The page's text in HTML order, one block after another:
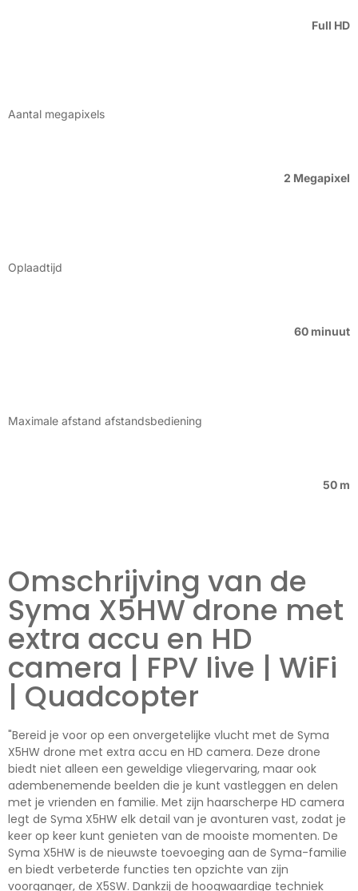
Full HD
Aantal megapixels
2 Megapixel
Oplaadtijd
60 minuut
Maximale afstand afstandsbediening
50 m
Omschrijving van de
Syma X5HW drone met
extra accu en HD
camera | FPV live | WiFi
| Quadcopter
"Bereid je voor op een onvergetelijke vlucht met de Syma
X5HW drone met extra accu en HD camera. Deze drone
biedt niet alleen een geweldige vliegervaring, maar ook
adembenemende beelden die je kunt vastleggen en delen
met je vrienden en familie. Met zijn haarscherpe HD camera
legt de Syma X5HW elk detail van je avonturen vast, zodat je
keer op keer kunt genieten van de mooiste momenten. De
Syma X5HW is de nieuwste toevoeging aan de Syma-familie
en biedt verbeterde functies ten opzichte van zijn
voorganger, de X5SW. Dankzij de hoogwaardige techniek